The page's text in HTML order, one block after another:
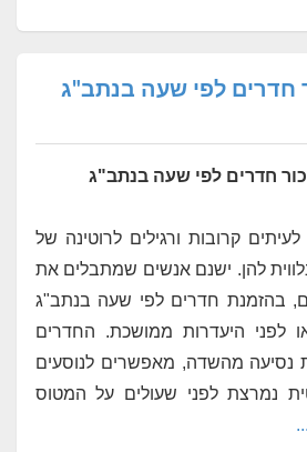
חדרים לפי שעה בנתב"ג
חדרים לפי שעה בנתב"ג
קרובות ורגילים לרוטינה של
להן. ישנם אנשים שמתבלים את
בהזמנת חדרים לפי שעה בנתב"ג
לפני היעדרות ממושכת. החדרים
נסיעה מהשדה, מאפשרים לנוסעים
נמרצת לפני שעולים על המטוס